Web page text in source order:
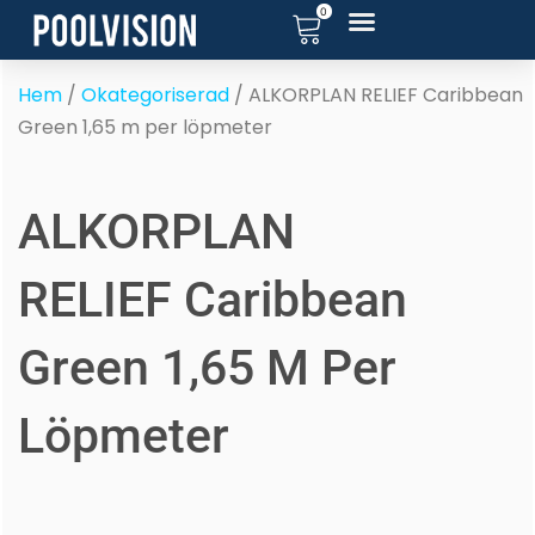
Hoppa
till
innehåll
0
Hem / Okategoriserad / ALKORPLAN RELIEF Caribbean
Green 1,65 m per löpmeter
ALKORPLAN
RELIEF Caribbean
Green 1,65 M Per
Löpmeter